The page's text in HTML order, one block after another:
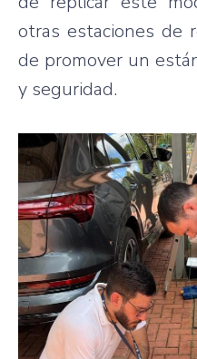
otras estaciones de
de promover un
y seguridad.